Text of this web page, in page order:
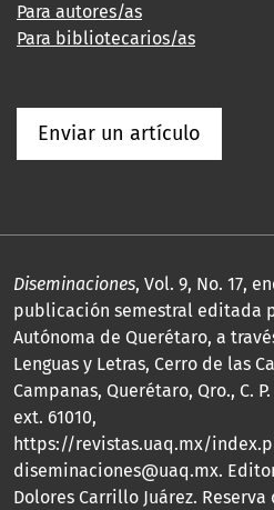
Para autores/as
Para bibliotecarios/as
Enviar un artículo
Diseminaciones, Vol. 9, No. 17,
publicación semestral editada
Autónoma de Querétaro, a
Lenguas y Letras, Cerro de las
Campanas, Querétaro, Qro., C.
ext. 61010,
https://revistas.uaq.mx/
diseminaciones@uaq.mx.
Dolores Carrillo Juárez. Reserva